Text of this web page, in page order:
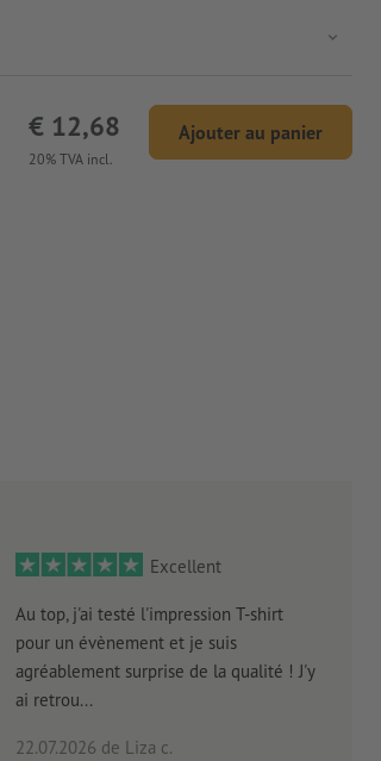
20% TVA incl.
€ 12,68 Ajouter au panier
Excellent
Au top, j'ai testé l'impression T-shirt
pour un évènement et je suis
agréablement surprise de la qualité ! J'y
ai retrou...
22.07.2026 de Liza c.